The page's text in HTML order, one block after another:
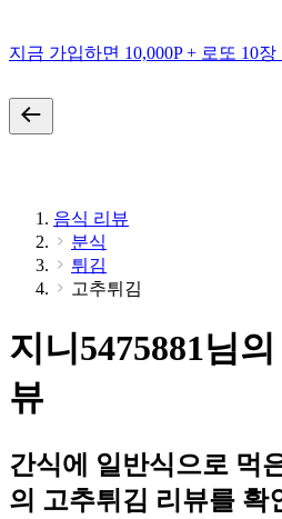
지금 가입하면 10,000P + 로또 10장
음식 리뷰
분식
튀김
고추튀김
지니5475881님
뷰
간식에 일반식으로 먹
의 고추튀김 리뷰를 확